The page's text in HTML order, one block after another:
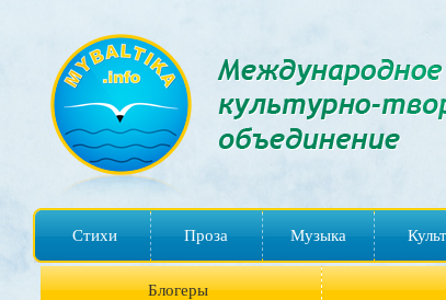
Стихи Проза Музыка
Блогеры